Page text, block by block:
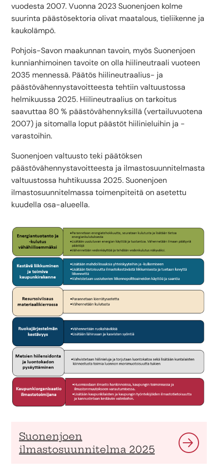
vuodesta 2007. Vuonna 2023 Suonenjoen kolme
suurinta päästösektoria olivat maatalous, tieliikenne ja
kaukolämpö.
Pohjois-Savon maakunnan tavoin, myös Suonenjoen
kunnianhimoinen tavoite on olla hiilineutraali vuoteen
2035 mennessä. Päätös hiilineutraalius- ja
päästövähennystavoitteesta tehtiin valtuustossa
helmikuussa 2025. Hiilineutraalius on tarkoitus
saavuttaa 80 % päästövähennyksillä (vertailuvuotena
2007) ja sitomalla loput päästöt hiilinieluihin ja -
varastoihin.
Suonenjoen valtuusto teki päätöksen
päästövähennystavoitteesta ja ilmastosuunnitelmasta
valtuustossa huhtikuussa 2025. Suonenjoen
ilmastosuunnitelmassa toimenpiteitä on asetettu
kuudella osa-alueella.
Suonenjoen
ilmastosuunnitelma 2025